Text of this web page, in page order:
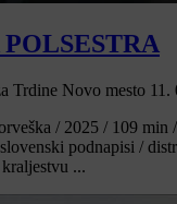
Trdine Novo mesto 11.
/ 2025 / 109 min
podnapisi /
...